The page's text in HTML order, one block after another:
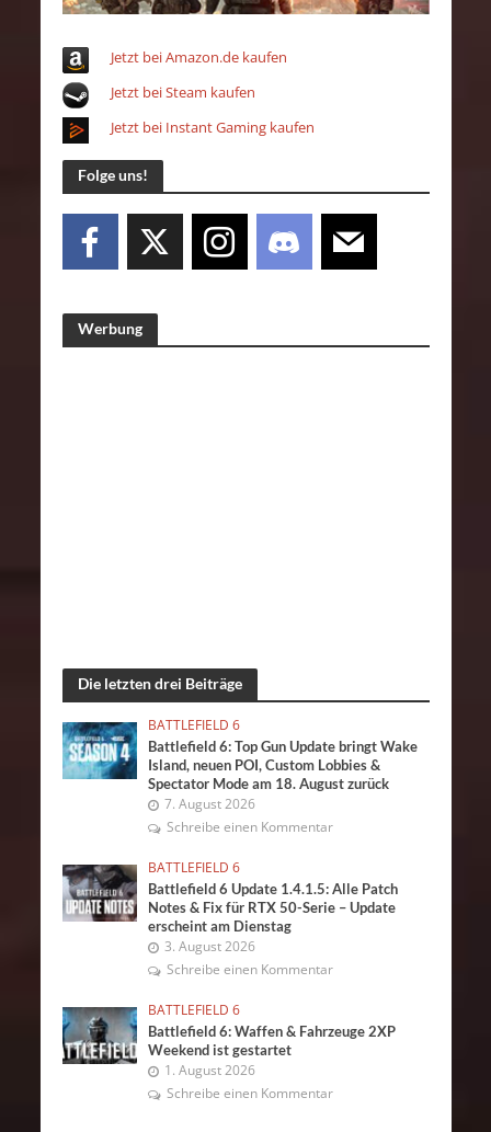
Jetzt bei Amazon.de kaufen
Jetzt bei Steam kaufen
Jetzt bei Instant Gaming kaufen
Folge uns!
Werbung
Die letzten drei Beiträge
BATTLEFIELD 6
Battlefield 6: Top Gun Update bringt Wake
Island, neuen POI, Custom Lobbies &
Spectator Mode am 18. August zurück
7. August 2026
Schreibe einen Kommentar
BATTLEFIELD 6
Battlefield 6 Update 1.4.1.5: Alle Patch
Notes & Fix für RTX 50-Serie – Update
erscheint am Dienstag
3. August 2026
Schreibe einen Kommentar
BATTLEFIELD 6
Battlefield 6: Waffen & Fahrzeuge 2XP
Weekend ist gestartet
1. August 2026
Schreibe einen Kommentar